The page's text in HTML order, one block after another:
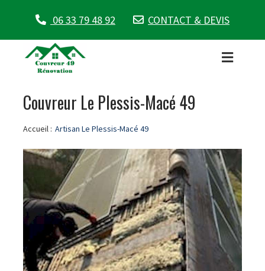
06 33 79 48 92 CONTACT & DEVIS
Couvreur Le Plessis-Macé 49
Accueil : Artisan Le Plessis-Macé 49